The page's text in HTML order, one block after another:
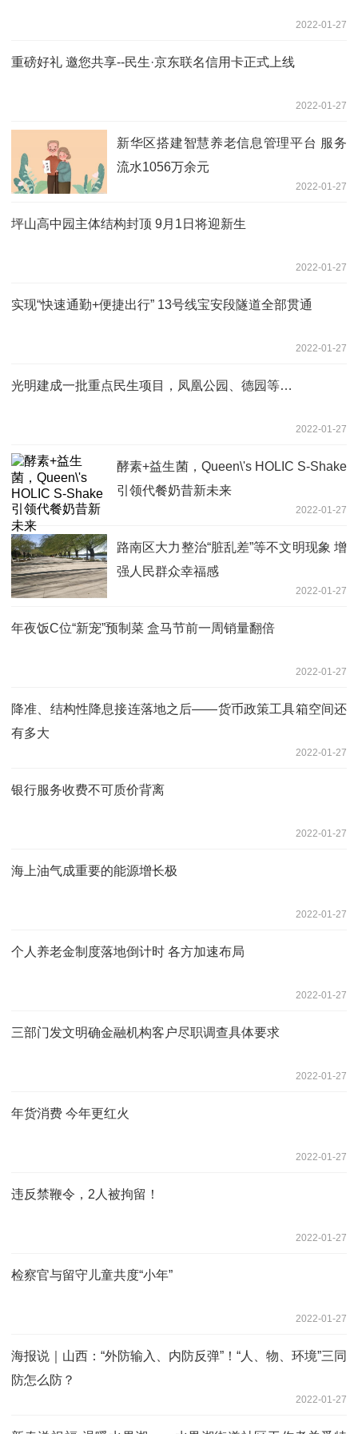
2022-01-27
重磅好礼 邀您共享--民生·京东联名信用卡正式上线
2022-01-27
新华区搭建智慧养老信息管理平台 服务
流水1056万余元
2022-01-27
坪山高中园主体结构封顶 9月1日将迎新生
2022-01-27
实现“快速通勤+便捷出行” 13号线宝安段隧道全部贯通
2022-01-27
光明建成一批重点民生项目，凤凰公园、德园等…
2022-01-27
酵素+益生菌，Queen\'s HOLIC S-Shake
引领代餐奶昔新未来
2022-01-27
路南区大力整治“脏乱差”等不文明现象 增
强人民群众幸福感
2022-01-27
年夜饭C位“新宠”预制菜 盒马节前一周销量翻倍
2022-01-27
降准、结构性降息接连落地之后——货币政策工具箱空间还
有多大
2022-01-27
银行服务收费不可质价背离
2022-01-27
海上油气成重要的能源增长极
2022-01-27
个人养老金制度落地倒计时 各方加速布局
2022-01-27
三部门发文明确金融机构客户尽职调查具体要求
2022-01-27
年货消费 今年更红火
2022-01-27
违反禁鞭令，2人被拘留！
2022-01-27
检察官与留守儿童共度“小年”
2022-01-27
海报说｜山西：“外防输入、内防反弹”！“人、物、环境”三同
防怎么防？
2022-01-27